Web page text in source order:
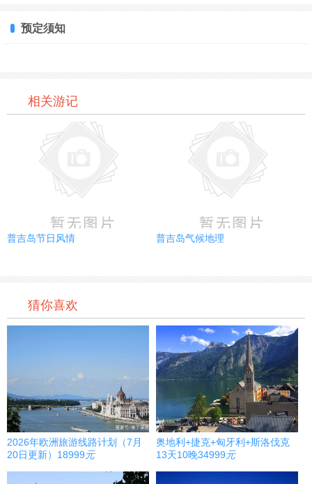
预定须知
相关游记
普吉岛节日风情 普吉岛气候地理
猜你喜欢
2026年欧洲旅游线路计划（7月
20日更新） 18999元
奥地利+捷克+匈牙利+斯洛伐克
13天10晚34999元